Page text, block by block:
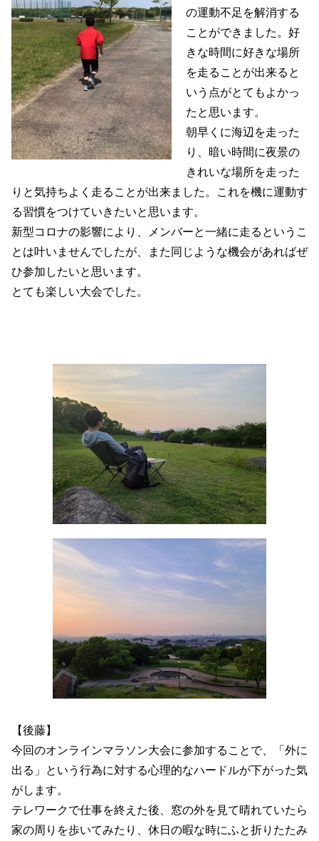
の運動不足を解消する
ことができました。好
きな時間に好きな場所
を走ることが出来ると
いう点がとてもよかっ
たと思います。
朝早くに海辺を走った
り、暗い時間に夜景の
きれいな場所を走った
りと気持ちよく走ることが出来ました。これを機に運動す
る習慣をつけていきたいと思います。
新型コロナの影響により、メンバーと一緒に走るというこ
とは叶いませんでしたが、また同じような機会があればぜ
ひ参加したいと思います。
とても楽しい大会でした。
【後藤】
今回のオンラインマラソン大会に参加することで、「外に
出る」という行為に対する心理的なハードルが下がった気
がします。
テレワークで仕事を終えた後、窓の外を見て晴れていたら
家の周りを歩いてみたり、休日の暇な時にふと折りたたみ